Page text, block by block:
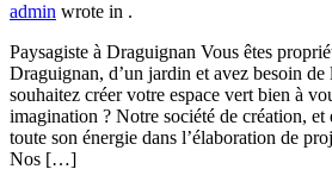
admin wrote in .
Paysagiste à Draguignan Vous êtes
Draguignan, d’un jardin et avez besoin de
souhaitez créer votre espace vert bien à
imagination ? Notre société de création, et
toute son énergie dans l’élaboration de
Nos […]